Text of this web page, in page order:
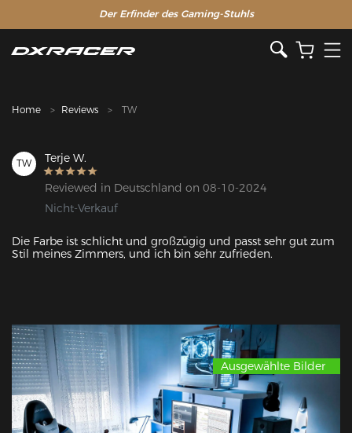
Der Erfinder des Gaming-Stuhls
Home Reviews TW
TW Terje W.
Reviewed in Deutschland on 08-10-2024
Nicht-Verkauf
Die Farbe ist schlicht und großzügig und passt sehr gut zum
Stil meines Zimmers, und ich bin sehr zufrieden.
Ausgewählte Bilder